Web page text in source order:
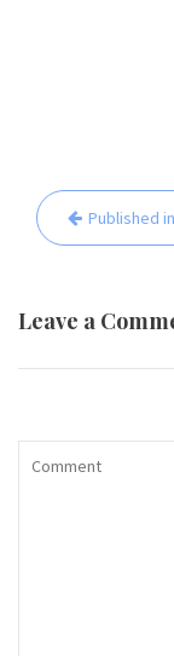
Beitrags-
Navigation
Published in
Leave a